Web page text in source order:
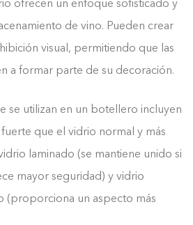
ofrecen un enfoque sofisticado y
de vino. Pueden crear
visual, permitiendo que las
a formar parte de su decoración.
se utilizan en un botellero incluyen
que el vidrio normal y más
laminado (se mantiene unido si
mayor seguridad) y vidrio
(proporciona un aspecto más